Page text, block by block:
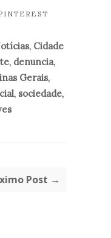
, Cidade
, denuncia,
Gerais,
, sociedade,
Post →